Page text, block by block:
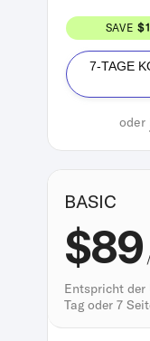
SAVE
7-TAGE
oder
BASIC
$89
Entspricht der
Tag oder 7